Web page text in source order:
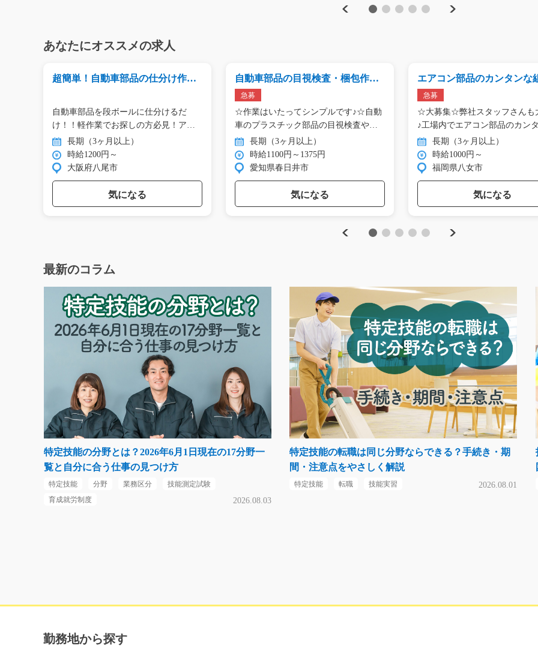
Previous Next
あなたにオススメの求人
Previous
超簡単！自動車部品の仕分け作業!/
自動車部品を段ボールに仕分けるだ
け！！軽作業でお探しの方必見！アッ
ト… 長期（3ヶ月以上）
時給1200円～
大阪府八尾市
気になる
自動車部品の目視検査・梱包作業/
y01_01214
急募
☆作業はいたってシンプルです♪☆自動
車のプラスチック部品の目視検査や梱
包… 長期（3ヶ月以上）
時給1100円～1375円
愛知県春日井市
気になる
エアコン部品のカンタンな
検査/y03_00912
急募
☆大募集☆弊社スタッフさんも
♪工場内でエアコン部品のカン
組… 長期（3ヶ月以上）
時給1000円～
福岡県八女市
気になる
Next
最新のコラム
特定技能の分野とは？2026年6月1日現在の17分野一
覧と自分に合う仕事の見つけ方
特定技能 分野 業務区分
技能測定試験
育成就労制度
2026.08.03
特定技能の転職は同じ分野ならできる？手続き・期
間・注意点をやさしく解説
特定技能 転職 技能実習 2026.08.01
勤務地から探す